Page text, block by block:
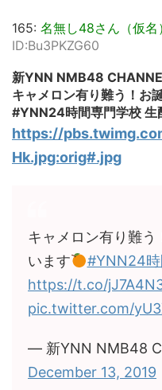
165: 名無し48さん（仮名）
ID:Bu3PKZG60
新YNN NMB48
キャメロン有り難う！お
#YNN24時間専門学校 生
https://
Hk.jpg:orig#.jpg
キャメロン有り難
います
#YNN24時
https://t.co/
pic.twitter.com/
— 新YNN NMB48
December 13, 2019